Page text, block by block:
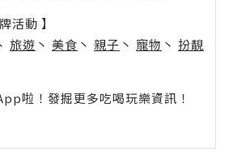
活動 】
旅遊 丶 美食 丶 親子 丶 寵物 丶 扮靚
啦！發掘更多吃喝玩樂資訊！